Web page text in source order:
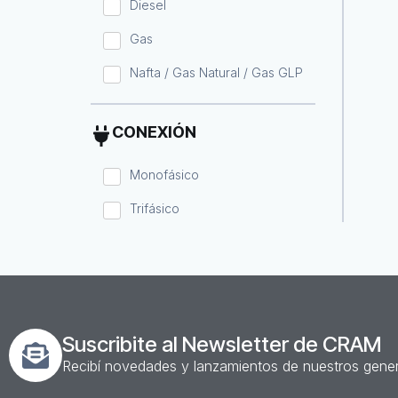
Diesel
Gas
Nafta / Gas Natural / Gas GLP
CONEXIÓN
Monofásico
Trifásico
Suscribite al Newsletter de CRAM
Recibí novedades y lanzamientos de nuestros